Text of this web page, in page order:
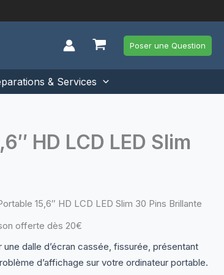
Poser une Question
& Services
HD LCD LED Slim
15,6″ HD LCD LED Slim 30 Pins Brillante
offerte dès 20€
dalle d’écran cassée, fissurée, présentant
d’affichage sur votre ordinateur portable.